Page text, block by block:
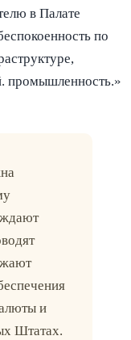
в Палате
по
промышленность.»
и
Штатах.